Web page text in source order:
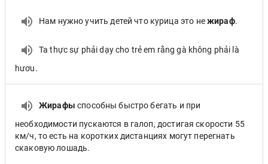
Нам нужно учить детей что курица это нежираф.
Ta thực sự phải dạy cho trẻ em rằng gà không phải là
hươu.
Жирафы способны быстро бегать и при
необходимости пускаются в галоп, достигая скорости 55
км/ч, то есть на коротких дистанциях могут перегнать
скаковую лошадь.